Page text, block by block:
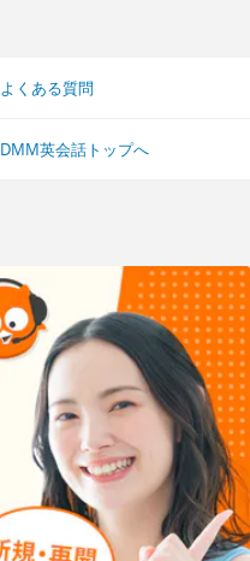
よくある質問
DMM英会話トップへ